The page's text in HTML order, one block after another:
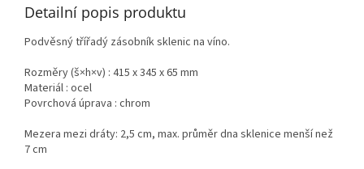
Detailní popis produktu
Podvěsný třířadý zásobník sklenic na víno.
Rozměry (š×h×v) : 415 x 345 x 65 mm
Materiál : ocel
Povrchová úprava : chrom
Mezera mezi dráty: 2,5 cm, max. průměr dna sklenice menší než
7 cm